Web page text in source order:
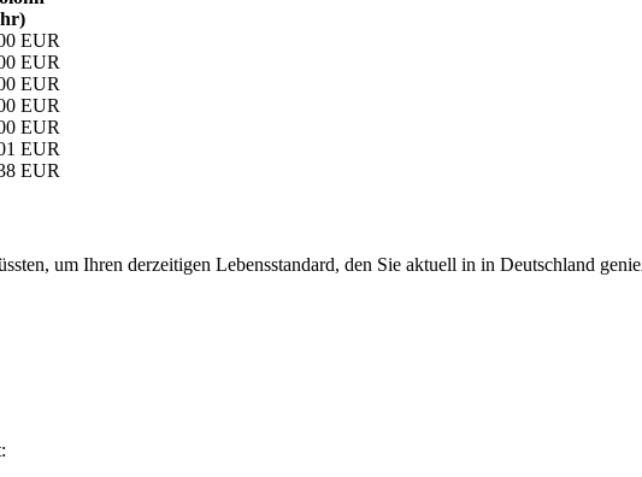
EUR
EUR
EUR
EUR
EUR
EUR
EUR
um Ihren derzeitigen Lebensstandard, den Sie aktuell in in Deutschland